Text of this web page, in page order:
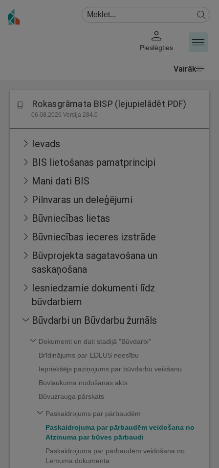
Pieslēgties
Vairāk
Rokasgrāmata BISP (lejupielādēt PDF)
06.08.2026 Versija 284.0
Ievads
BIS lietošanas pamatprincipi
Mani dati BIS
Pilnvaras un deleģējumi
Būvniecības lietas
Būvniecības ieceres izstrāde
Būvprojekta sagatavošana un
saskaņošana
Iesniedzamie dokumenti līdz
būvdarbiem
Būvdarbi un Būvdarbu žurnāls
Dokumenti un dati stadijā "Būvdarbi"
Brīdinājums par EDLUS neesību
Iepriekšējs paziņojums par būvdarbu veikšanu
Būvlaukuma nodošanas akts
Būvuzrauga pārskats
Paskaidrojums par pārbaudēm
Paskaidrojuma par pārbaudēm veidošana no
Atzinuma par būves pārbaudi
Paskaidrojuma par pārbaudēm veidošana no
Lēmuma dokumenta